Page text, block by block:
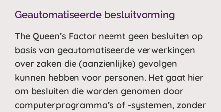
Geautomatiseerde besluitvorming
The Queen’s Factor neemt geen besluiten op
basis van geautomatiseerde verwerkingen
over zaken die (aanzienlijke) gevolgen
kunnen hebben voor personen. Het gaat hier
om besluiten die worden genomen door
computerprogramma’s of -systemen, zonder